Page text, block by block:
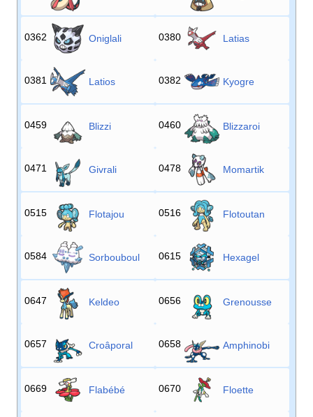
0362 Oniglali 0380 Latias
0381 Latios 0382 Kyogre
0459 Blizzi 0460 Blizzaroi
0471 Givrali 0478 Momartik
0515 Flotajou 0516 Flotoutan
0584 Sorbouboul 0615 Hexagel
0647 Keldeo 0656 Grenousse
0657 Croâporal 0658 Amphinobi
0669 Flabébé 0670 Floette